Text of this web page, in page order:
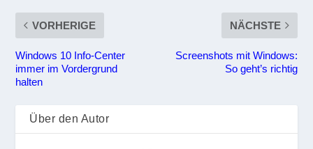
VORHERIGE
Windows 10 Info-Center
immer im Vordergrund
halten
NÄCHSTE
Screenshots mit Windows:
So geht’s richtig
Über den Autor